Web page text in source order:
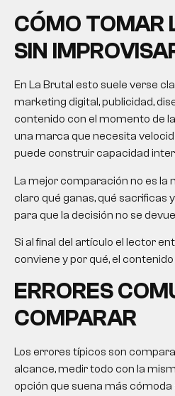
CÓMO TOMAR
SIN
En La Brutal esto suele verse
marketing digital, publicidad,
contenido con el momento de
una marca que necesita
puede construir capacidad
La mejor comparación no es la
claro qué ganas, qué sacrificas
para que la decisión no se
Si al final del artículo el lector
conviene y por qué, el
ERRORES
COMPARAR
Los errores típicos son
alcance, medir todo con la
opción que suena más cómoda